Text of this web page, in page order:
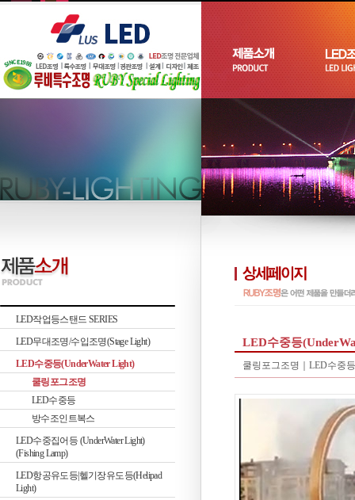
LED작업등스탠드 SERIES
LED무대조명/수입조명(Stage Light)
LED수중등(UnderWater Light)
쿨링포그조명
LED수중등
방수조인트복스
LED수중집어등 (UnderWater Light)
(Fishing Lamp)
LED항공유도등|헬기장유도등(Helipad
Light)
LED수중등
쿨링포그조명｜ LED수중